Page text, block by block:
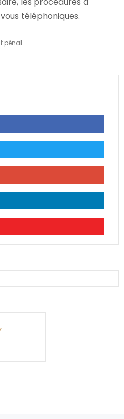
téléphoniques.
pénal